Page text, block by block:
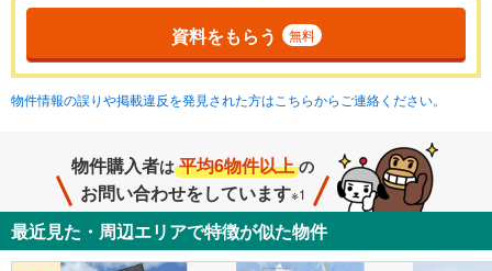
資料をもらう 無料
物件情報の誤りや掲載違反を発見された方はこちらからご連絡ください。
物件購入者は 平均6物件以上 の
お問い合わせをしています※1
最近見た・周辺エリアで特徴が似た物件